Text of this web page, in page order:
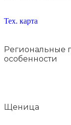
Тех. карта
Региональные
особенности
Щеница